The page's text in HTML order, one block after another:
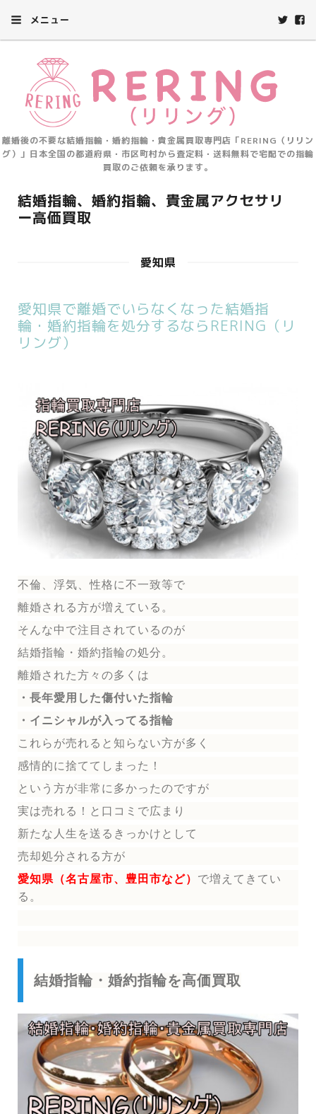
メニュー
離婚後の不要な結婚指輪・婚約指輪・貴金属買取専門店「RERING（リリン
グ）」日本全国の都道府県・市区町村から査定料・送料無料で宅配での指輪
買取のご依頼を承ります。
結婚指輪、婚約指輪、貴金属アクセサリ
ー高価買取
愛知県
愛知県で離婚でいらなくなった結婚指
輪・婚約指輪を処分するならRERING（リ
リング）
不倫、浮気、性格に不一致等で
離婚される方が増えている。
そんな中で注目されているのが
結婚指輪 ・婚約指輪の処分。
離婚された方々の多くは
・長年愛用した傷付いた指輪
・イニシャルが入ってる指輪
これらが売れると知らない方が多く
感情的に捨ててしまった！
という方が非常に多かったのですが
実は売れる！と口コミで広まり
新たな人生を送る きっかけとして
売却処分される方が
愛知県（名古屋市、豊田市など） で増えてきてい
る。
結婚指輪・婚約指輪を高価買取